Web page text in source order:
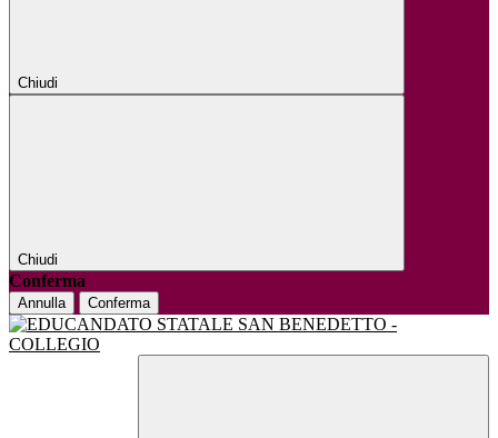
Chiudi
Chiudi
Conferma
Annulla Conferma